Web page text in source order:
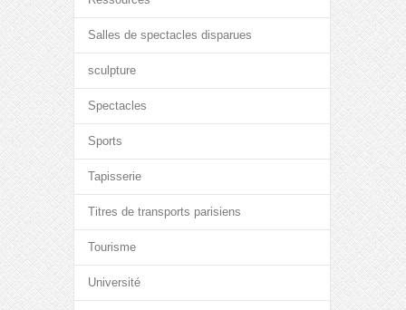
Salles de spectacles disparues
sculpture
Spectacles
Sports
Tapisserie
Titres de transports parisiens
Tourisme
Université